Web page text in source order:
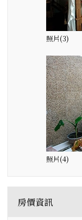
照片(3)
照片(4)
房價資訊